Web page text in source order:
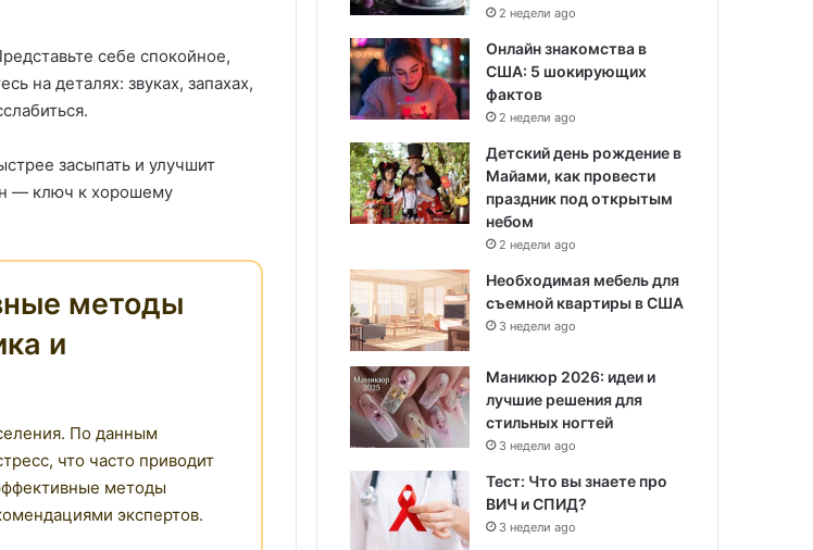
себе спокойное,
на деталях: звуках, запахах,
засыпать и улучшит
— ключ к хорошему
методы
и
По данным
что часто приводит
методы
экспертов.
2 недели ago
Онлайн знакомства в
США: 5 шокирующих
фактов
2 недели ago
Детский день рождение в
Майами, как провести
праздник под открытым
небом
2 недели ago
Необходимая мебель для
съемной квартиры в США
3 недели ago
Маникюр 2026: идеи и
лучшие решения для
стильных ногтей
3 недели ago
Тест: Что вы знаете про
ВИЧ и СПИД?
3 недели ago